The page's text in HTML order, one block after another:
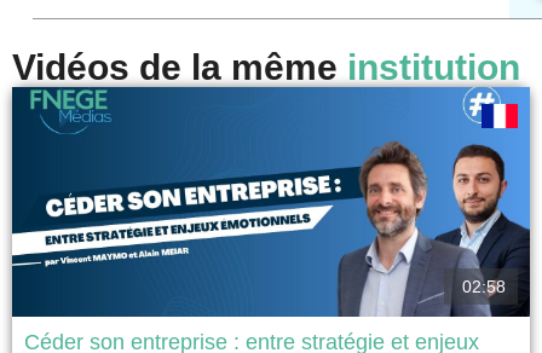
Vidéos de la même institution
02:58
Céder son entreprise : entre stratégie et enjeux